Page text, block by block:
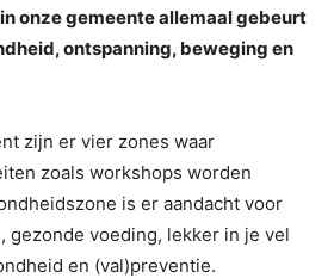
onze gemeente allemaal gebeurt
ontspanning, beweging en
zijn er vier zones waar
zoals workshops worden
is er aandacht voor
gezonde voeding, lekker in je vel
en (val)preventie.